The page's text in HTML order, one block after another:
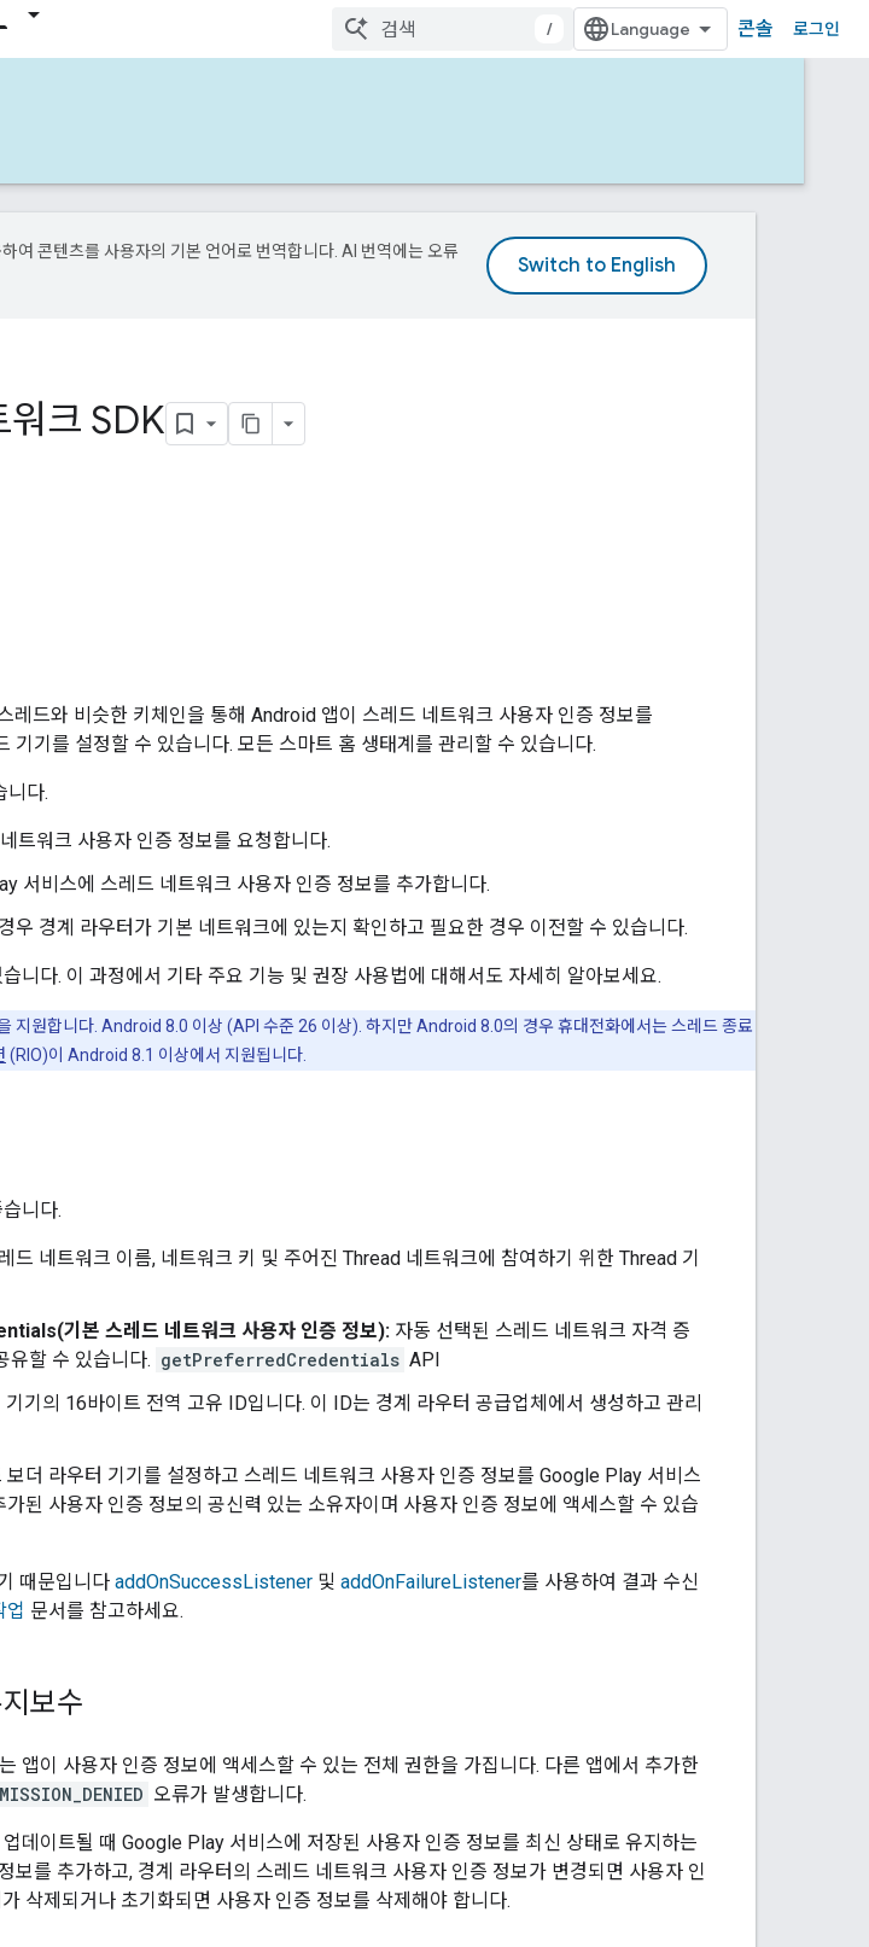
/ 콘솔 로그인
여 콘텐츠를 사용자의 기본 언어로 번역합니다. AI 번역에는 오류
워크 SDK
레드와 비슷한 키체인을 통해 Android 앱이 스레드 네트워크 사용자 인증 정보를
기기를 설정할 수 있습니다. 모든 스마트 홈 생태계를 관리할 수 있습니다.
니다.
트워크 사용자 인증 정보를 요청합니다.
서비스에 스레드 네트워크 사용자 인증 정보를 추가합니다.
우 경계 라우터가 기본 네트워크에 있는지 확인하고 필요한 경우 이전할 수 있습니다.
니다. 이 과정에서 기타 주요 기능 및 권장 사용법에 대해서도 자세히 알아보세요.
지원합니다. Android 8.0 이상 (API 수준 26 이상). 하지만 Android 8.0의 경우 휴대전화에서는 스레드 종료
(RIO)이 Android 8.1 이상에서 지원됩니다.
니다.
드 네트워크 이름, 네트워크 키 및 주어진 Thread 네트워크에 참여하기 위한 Thread 기
기본 스레드 네트워크 사용자 인증 정보): 자동 선택된 스레드 네트워크 자격 증
유할 수 있습니다. getPreferredCredentials API
기의 16바이트 전역 고유 ID입니다. 이 ID는 경계 라우터 공급업체에서 생성하고 관리
보더 라우터 기기를 설정하고 스레드 네트워크 사용자 인증 정보를 Google Play 서비스
가된 사용자 인증 정보의 공신력 있는 소유자이며 사용자 인증 정보에 액세스할 수 있습
때문입니다 addOnSuccessListener 및 addOnFailureListener를 사용하여 결과 수신
업 문서를 참고하세요.
보수
앱이 사용자 인증 정보에 액세스할 수 있는 전체 권한을 가집니다. 다른 앱에서 추가한
오류가 발생합니다.
업데이트될 때 Google Play 서비스에 저장된 사용자 인증 정보를 최신 상태로 유지하는
보를 추가하고, 경계 라우터의 스레드 네트워크 사용자 인증 정보가 변경되면 사용자 인
삭제되거나 초기화되면 사용자 인증 정보를 삭제해야 합니다.